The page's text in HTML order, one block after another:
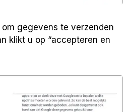
gegevens te verzenden
klikt u op “accepteren en